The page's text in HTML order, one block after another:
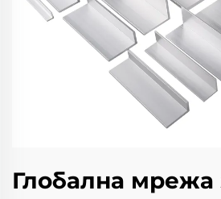
Глобална мрежа